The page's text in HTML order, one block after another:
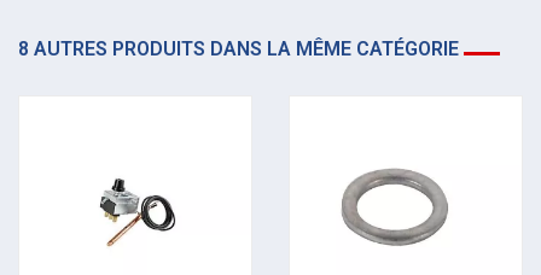
8 AUTRES PRODUITS DANS LA MÊME CATÉGORIE